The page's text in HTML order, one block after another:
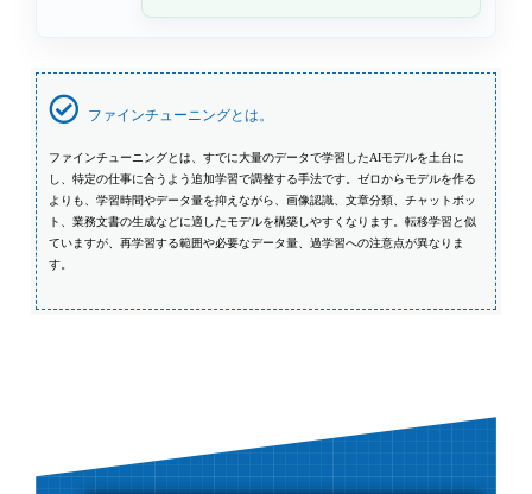
ファインチューニングとは。
ファインチューニングとは、すでに大量のデータで学習したAIモデルを土台に
し、特定の仕事に合うよう追加学習で調整する手法です。ゼロからモデルを作る
よりも、学習時間やデータ量を抑えながら、画像認識、文章分類、チャットボッ
ト、業務文書の生成などに適したモデルを構築しやすくなります。転移学習と似
ていますが、再学習する範囲や必要なデータ量、過学習への注意点が異なりま
す。